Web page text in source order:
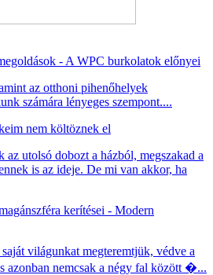
- A WPC burkolatok előnyei
az otthoni pihenőhelyek
számára lényeges szempont....
nem költöznek el
utolsó dobozt a házból, megszakad a
is az ideje. De mi van akkor, ha
kerítései - Modern
világunkat megteremtjük, védve a
azonban nemcsak a négy fal között �...